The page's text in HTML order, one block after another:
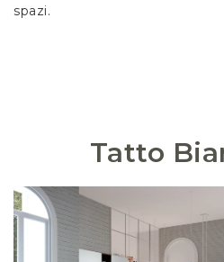
spazi.
Tatto